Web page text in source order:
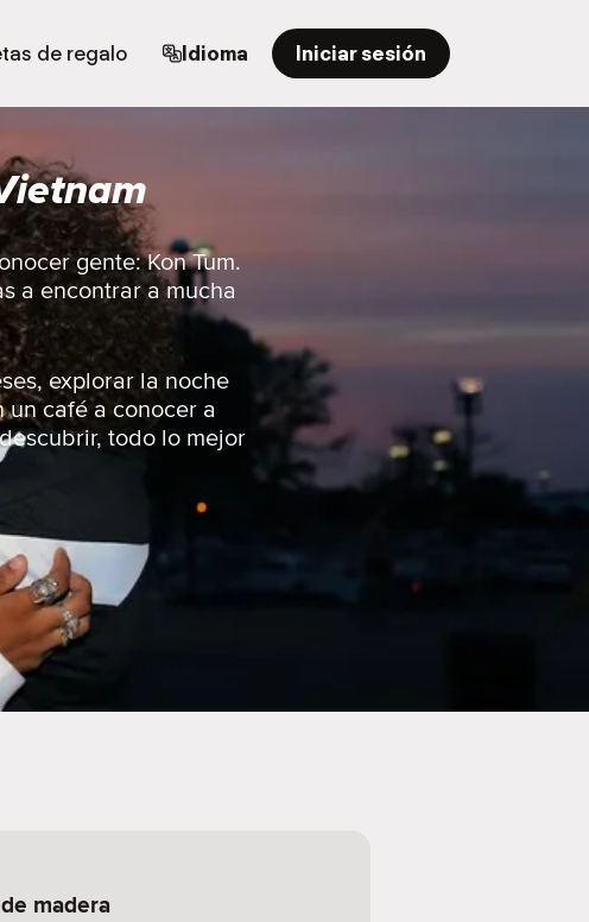
de regalo Idioma Iniciar sesión
gente: Kon Tum.
a encontrar a mucha
explorar la noche
café a conocer a
todo lo mejor
madera